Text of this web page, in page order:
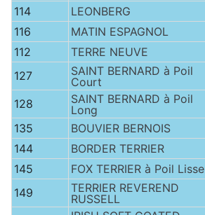
114 LEONBERG
116 MATIN ESPAGNOL
112 TERRE NEUVE
127
SAINT BERNARD à Poil
Court
128
SAINT BERNARD à Poil
Long
135 BOUVIER BERNOIS
144 BORDER TERRIER
145 FOX TERRIER à Poil Lisse
149
TERRIER REVEREND
RUSSELL